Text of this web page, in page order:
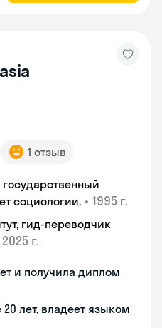
1 отзыв
социологии. • 1995 г.
гид-переводчик
2025 г.
и получила диплом
лет, владеет языком